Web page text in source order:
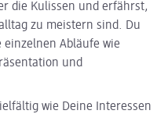
die Kulissen und erfährst,
zu meistern sind. Du
Abläufe wie
und
wie Deine Interessen